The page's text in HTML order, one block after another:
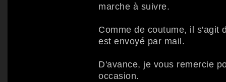
marche à suivre.
Comme de coutume, il s'agit
est envoyé par mail.
D'avance, je vous remercie
occasion.